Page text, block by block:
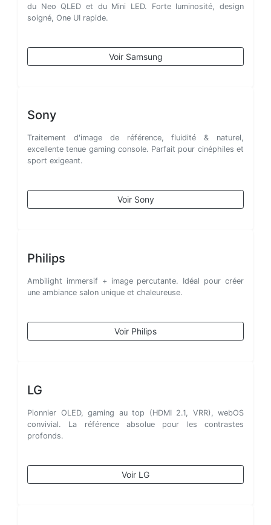
du Neo QLED et du Mini LED. Forte luminosité, design
soigné, One UI rapide.
Voir Samsung
Sony
Traitement d'image de référence, fluidité & naturel,
excellente tenue gaming console. Parfait pour cinéphiles et
sport exigeant.
Voir Sony
Philips
Ambilight immersif + image percutante. Idéal pour créer
une ambiance salon unique et chaleureuse.
Voir Philips
LG
Pionnier OLED, gaming au top (HDMI 2.1, VRR), webOS
convivial. La référence absolue pour les contrastes
profonds.
Voir LG